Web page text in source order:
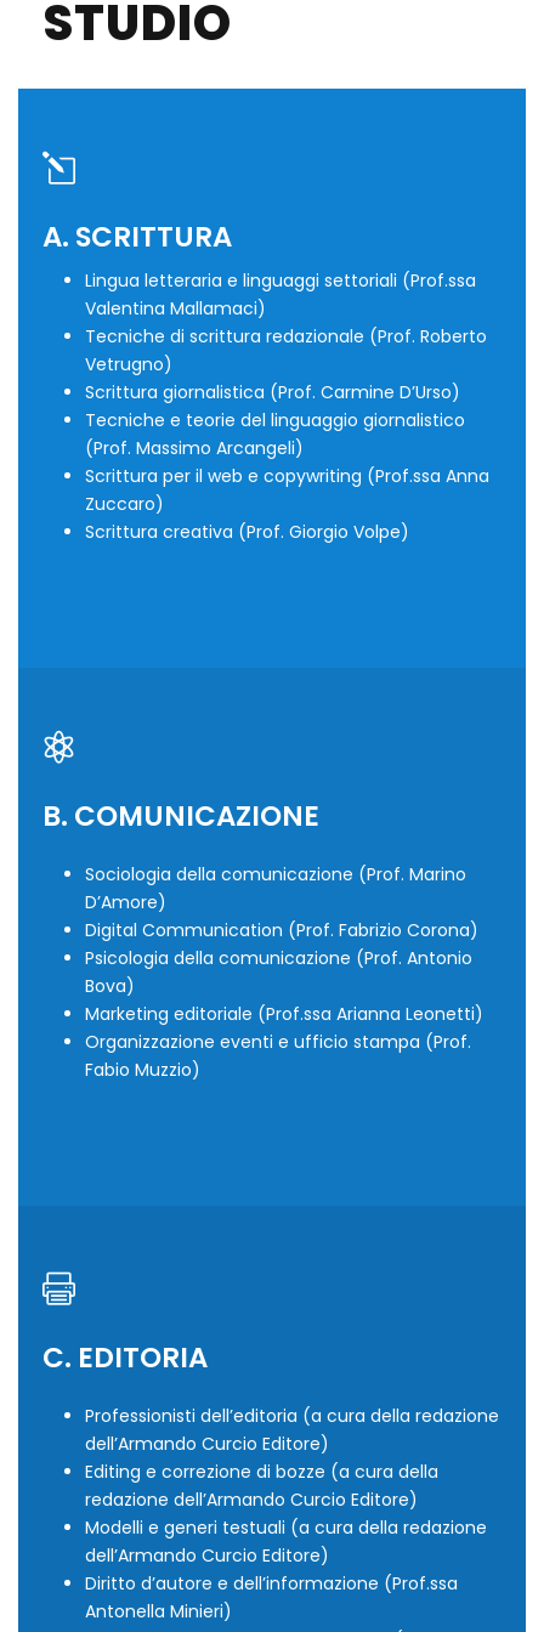
STUDIO
A. SCRITTURA
Lingua letteraria e linguaggi settoriali (Prof.ssa
Valentina Mallamaci)
Tecniche di scrittura redazionale (Prof. Roberto
Vetrugno)
Scrittura giornalistica (Prof. Carmine D’Urso)
Tecniche e teorie del linguaggio giornalistico
(Prof. Massimo Arcangeli)
Scrittura per il web e copywriting (Prof.ssa Anna
Zuccaro)
Scrittura creativa (Prof. Giorgio Volpe)
B. COMUNICAZIONE
Sociologia della comunicazione (Prof. Marino
D’Amore)
Digital Communication (Prof. Fabrizio Corona)
Psicologia della comunicazione (Prof. Antonio
Bova)
Marketing editoriale (Prof.ssa Arianna Leonetti)
Organizzazione eventi e ufficio stampa (Prof.
Fabio Muzzio)
C. EDITORIA
Professionisti dell’editoria (a cura della redazione
dell’Armando Curcio Editore)
Editing e correzione di bozze (a cura della
redazione dell’Armando Curcio Editore)
Modelli e generi testuali (a cura della redazione
dell’Armando Curcio Editore)
Diritto d’autore e dell’informazione (Prof.ssa
Antonella Minieri)